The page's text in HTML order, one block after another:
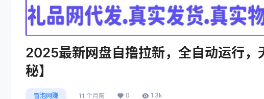
2025最新网盘自撸拉新，全自动运行
秘】
冒泡网赚 11 个月前 0 1.3k